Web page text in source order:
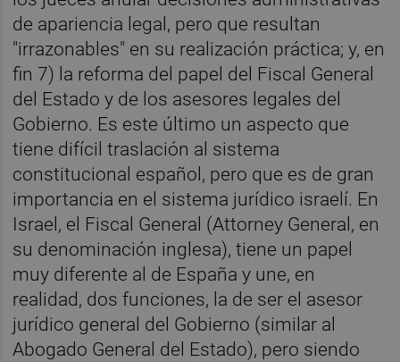
de apariencia legal, pero que resultan
"irrazonables" en su realización práctica; y, en
fin 7) la reforma del papel del Fiscal General
del Estado y de los asesores legales del
Gobierno. Es este último un aspecto que
tiene difícil traslación al sistema
constitucional español, pero que es de gran
importancia en el sistema jurídico israelí. En
Israel, el Fiscal General (Attorney General, en
su denominación inglesa), tiene un papel
muy diferente al de España y une, en
realidad, dos funciones, la de ser el asesor
jurídico general del Gobierno (similar al
Abogado General del Estado), pero siendo